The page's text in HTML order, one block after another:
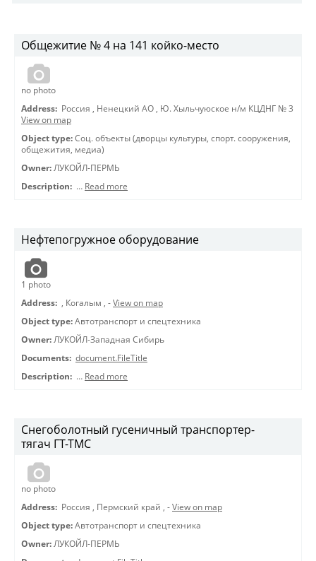
Общежитие № 4 на 141 койко-место
no photo
Address: Россия , Ненецкий АО , Ю. Хыльчуюское н/м КЦДНГ № 3
View on map
Object type: Соц. объекты (дворцы культуры, спорт. сооружения,
общежития, медиа)
Owner: ЛУКОЙЛ-ПЕРМЬ
Description: … Read more
Нефтепогружное оборудование
1 photo
Address: , Когалым , - View on map
Object type: Автотранспорт и спецтехника
Owner: ЛУКОЙЛ-Западная Сибирь
Documents: document.FileTitle
Description: … Read more
Снегоболотный гусеничный транспортер-
тягач ГТ-ТМС
no photo
Address: Россия , Пермский край , - View on map
Object type: Автотранспорт и спецтехника
Owner: ЛУКОЙЛ-ПЕРМЬ